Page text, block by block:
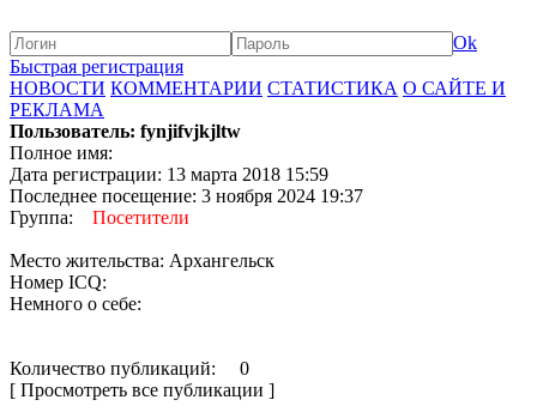
Ok
Быстрая регистрация
НОВОСТИ КОММЕНТАРИИ СТАТИСТИКА О САЙТЕ И
РЕКЛАМА
Пользователь: fynjifvjkjltw
Полное имя:
Дата регистрации: 13 марта 2018 15:59
Последнее посещение: 3 ноября 2024 19:37
Группа: Посетители
Место жительства: Архангельск
Номер ICQ:
Немного о себе:
Количество публикаций: 0
[ Просмотреть все публикации ]